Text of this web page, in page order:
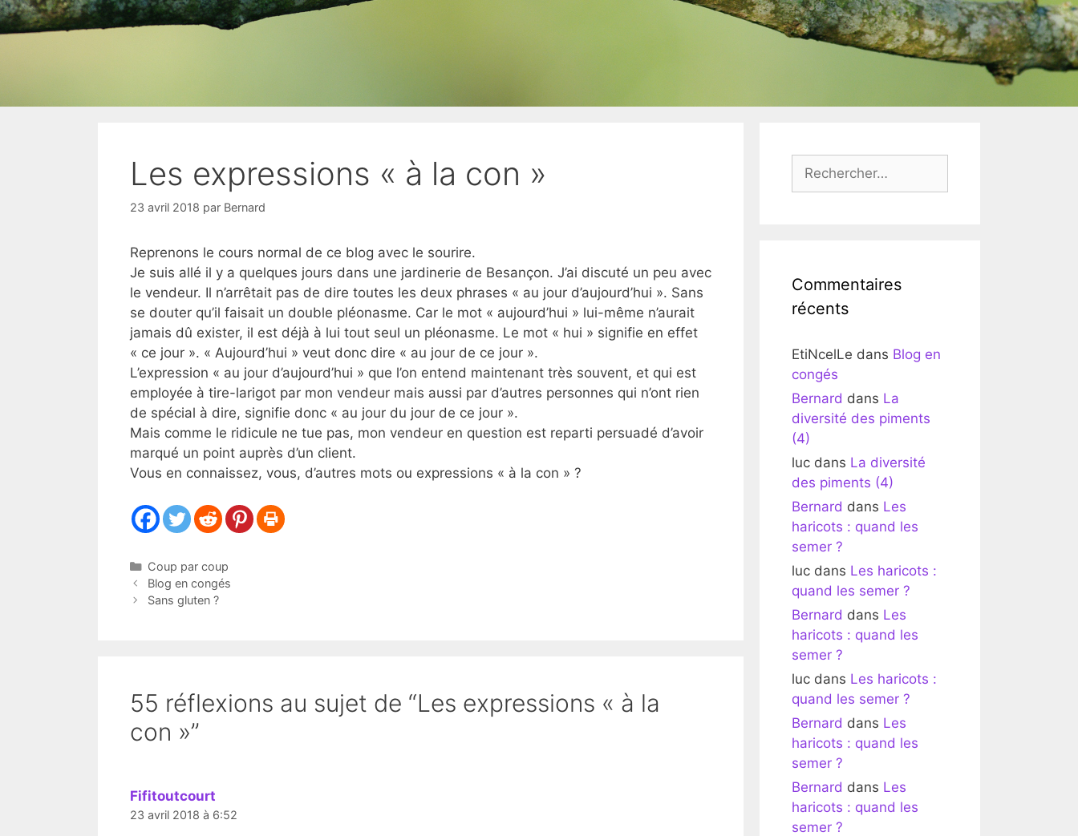
Les expressions « à la con »
23 avril 2018 par Bernard
Reprenons le cours normal de ce blog avec le sourire.
Je suis allé il y a quelques jours dans une jardinerie de Besançon. J’ai discuté un peu avec
le vendeur. Il n’arrêtait pas de dire toutes les deux phrases « au jour d’aujourd’hui ». Sans
se douter qu’il faisait un double pléonasme. Car le mot « aujourd’hui » lui-même n’aurait
jamais dû exister, il est déjà à lui tout seul un pléonasme. Le mot « hui » signifie en effet
« ce jour ». « Aujourd’hui » veut donc dire « au jour de ce jour ».
L’expression « au jour d’aujourd’hui » que l’on entend maintenant très souvent, et qui est
employée à tire-larigot par mon vendeur mais aussi par d’autres personnes qui n’ont rien
de spécial à dire, signifie donc « au jour du jour de ce jour ».
Mais comme le ridicule ne tue pas, mon vendeur en question est reparti persuadé d’avoir
marqué un point auprès d’un client.
Vous en connaissez, vous, d’autres mots ou expressions « à la con » ?
Catégories
Coup par coup
Blog en congés
Sans gluten ?
55 réflexions au sujet de “Les expressions « à la
con »”
Fifitoutcourt
23 avril 2018 à 6:52
Commentaires
récents
EtiNcelLe dans Blog en
congés
Bernard dans La
diversité des piments
(4)
luc dans La diversité
des piments (4)
Bernard dans Les
haricots : quand les
semer ?
luc dans Les haricots :
quand les semer ?
Bernard dans Les
haricots : quand les
semer ?
luc dans Les haricots :
quand les semer ?
Bernard dans Les
haricots : quand les
semer ?
Bernard dans Les
haricots : quand les
semer ?